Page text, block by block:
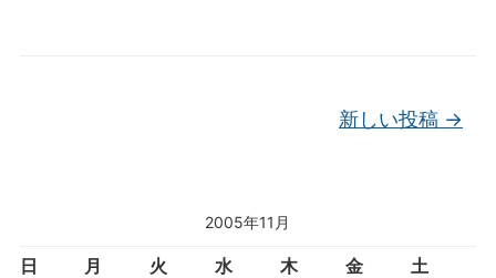
2005年11月
日 月 火 水 木 金
土
新しい投稿 →